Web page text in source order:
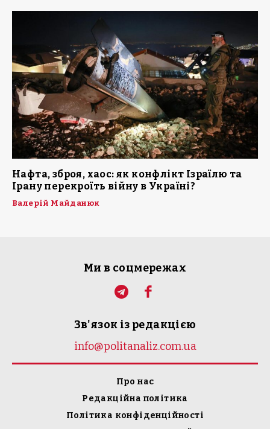
Нафта, зброя, хаос: як конфлікт Ізраїлю та
Ірану перекроїть війну в Україні?
Валерій Майданюк
Ми в соцмережах
Зв'язок із редакцією
info@politanaliz.com.ua
Про нас
Редакційна політика
Політика конфіденційності